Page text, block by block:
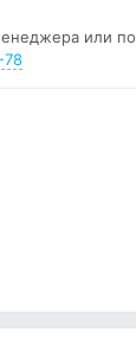
или по
78